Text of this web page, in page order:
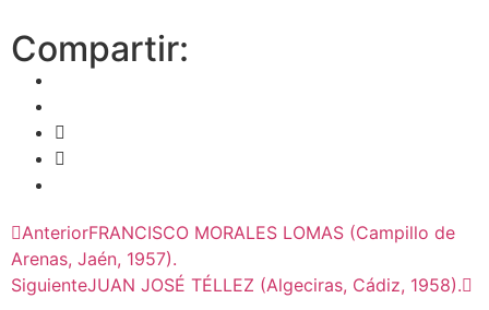
Compartir:
AnteriorFRANCISCO MORALES LOMAS (Campillo de
Arenas, Jaén, 1957).
SiguienteJUAN JOSÉ TÉLLEZ (Algeciras, Cádiz, 1958).